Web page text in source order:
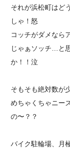
それが浜松町はど
しゃ！怒
コッチがダメなら
じゃぁソッチ…と
か！！泣
そもそも絶対数が
めちゃくちゃニー
の〜？？
バイク駐輪場、月